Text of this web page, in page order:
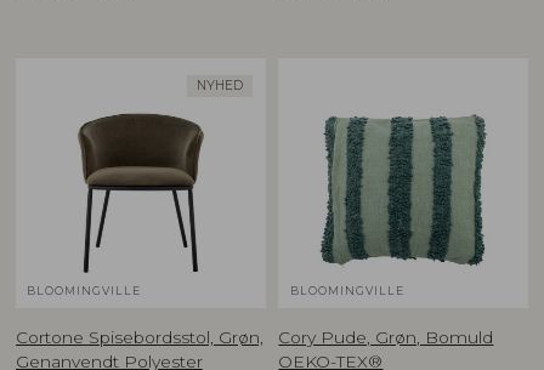
NYHED
BLOOMINGVILLE
Cortone Spisebordsstol, Grøn,
Genanvendt Polyester
BLOOMINGVILLE
Cory Pude, Grøn, Bomuld
OEKO-TEX®